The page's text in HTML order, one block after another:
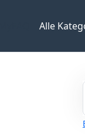
Alle